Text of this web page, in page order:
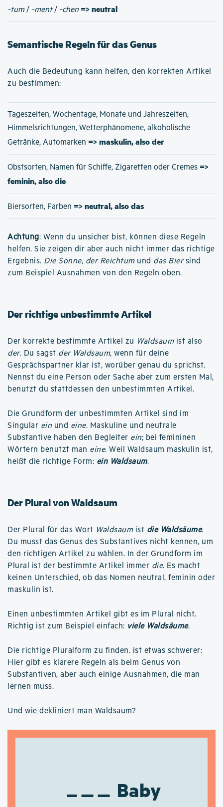
-tum/ -ment/ -chen => neutral
Semantische Regeln für das Genus
Auch die Bedeutung kann helfen, den korrekten Artikel
zu bestimmen:
Tageszeiten, Wochentage, Monate und Jahreszeiten,
Himmelsrichtungen, Wetterphänomene, alkoholische
Getränke, Automarken => maskulin, also der
Obstsorten, Namen für Schiffe, Zigaretten oder Cremes =>
feminin, also die
Biersorten, Farben => neutral, also das
Achtung: Wenn du unsicher bist, können diese Regeln
helfen. Sie zeigen dir aber auch nicht immer das richtige
Ergebnis. Die Sonne, der Reichtumund das Biersind
zum Beispiel Ausnahmen von den Regeln oben.
Der richtige unbestimmte Artikel
Der korrekte bestimmte Artikel zu Waldsaumist also
der. Du sagst der Waldsaum, wenn für deine
Gesprächspartner klar ist, worüber genau du sprichst.
Nennst du eine Person oder Sache aber zum ersten Mal,
benutzt du stattdessen den unbestimmten Artikel.
Die Grundform der unbestimmten Artikel sind im
Singular ein und eine. Maskuline und neutrale
Substantive haben den Begleiter ein; bei femininen
Wörtern benutzt man eine. Weil Waldsaum maskulin ist,
heißt die richtige Form: ein Waldsaum.
Der Plural von Waldsaum
Der Plural für das Wort Waldsaumist die Waldsäume.
Du musst das Genus des Substantives nicht kennen, um
den richtigen Artikel zu wählen. In der Grundform im
Plural ist der bestimmte Artikel immer die. Es macht
keinen Unterschied, ob das Nomen neutral, feminin oder
maskulin ist.
Einen unbestimmten Artikel gibt es im Plural nicht.
Richtig ist zum Beispiel einfach: viele Waldsäume.
Die richtige Pluralform zu finden. ist etwas schwerer:
Hier gibt es klarere Regeln als beim Genus von
Substantiven, aber auch einige Ausnahmen, die man
lernen muss.
Und wie dekliniert man Waldsaum?
Baby